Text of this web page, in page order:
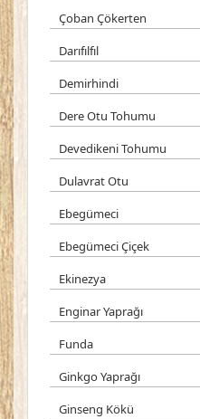
Çoban Çökerten
Darıfılfıl
Demirhindi
Dere Otu Tohumu
Devedikeni Tohumu
Dulavrat Otu
Ebegümeci
Ebegümeci Çiçek
Ekinezya
Enginar Yaprağı
Funda
Ginkgo Yaprağı
Ginseng Kökü